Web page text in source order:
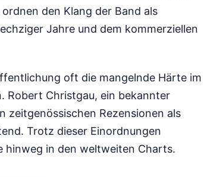
den Klang der Band als
Jahre und dem kommerziellen
oft die mangelnde Härte im
Robert Christgau, ein bekannter
zeitgenössischen Rezensionen als
Trotz dieser Einordnungen
hinweg in den weltweiten Charts.